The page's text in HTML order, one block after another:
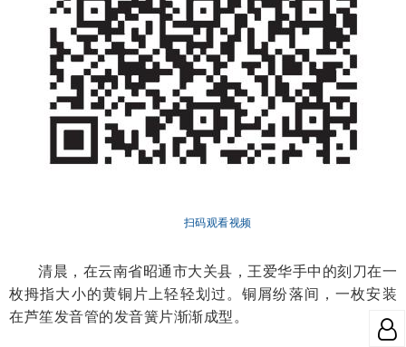
扫码观看视频
清晨，在云南省昭通市大关县，王爱华手中的刻刀在一
枚拇指大小的黄铜片上轻轻划过。铜屑纷落间，一枚安装
在芦笙发音管的发音簧片渐渐成型。